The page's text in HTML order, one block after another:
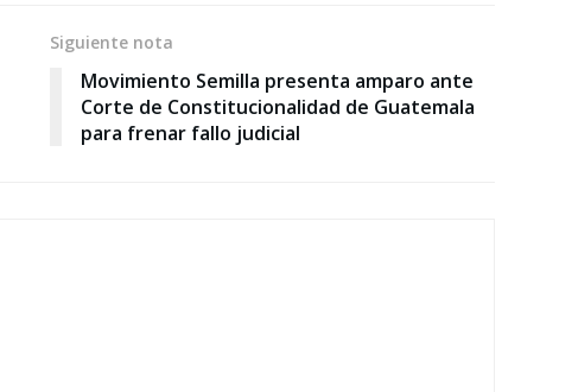
Siguiente nota
Movimiento Semilla presenta amparo ante
Corte de Constitucionalidad de Guatemala
para frenar fallo judicial